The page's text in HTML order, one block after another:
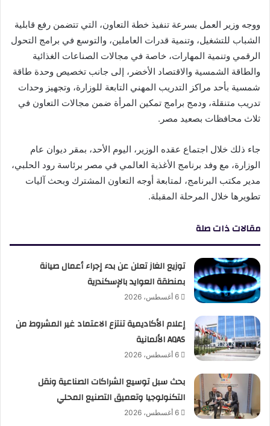
ووجه وزير العمل بسرعة تنفيذ خطة التعاون، التي تتضمن رفع قابلية
الشباب للتشغيل، وتنمية قدرات العاملين، والتوسع في برامج التحول
الرقمي وتنمية المهارات، خاصة في مجالات الصناعات الغذائية
والطاقة الشمسية والاقتصاد الأخضر، إلى جانب تخصيص وحدة طاقة
شمسية بأحد مراكز التدريب المهني التابعة للوزارة، وتجهيز وحدات
تدريب متنقلة، ودمج برامج تمكين المرأة ضمن مجالات التعاون في
ثلاث محافظات بصعيد مصر.
جاء ذلك خلال اجتماع عقده الوزير، اليوم الأحد، بمقر ديوان عام
الوزارة، مع وفد برنامج الأغذية العالمي في مصر برئاسة رود الحلبي،
مدير مكتب البرنامج، لمتابعة أوجه التعاون المشترك وبحث آليات
تطويرها خلال المرحلة المقبلة.
مقالات ذات صلة
توزيع الغاز تعلن عن بدء إجراء أعمال صيانة
بمنطقة العوايد بالإسكندرية
6 أغسطس، 2026
إعلام الأكاديمية تنتزع الاعتماد غير المشروط من
AQAS الألمانية
6 أغسطس، 2026
بحث سبل توسيع الشراكات الصناعية ونقل
التكنولوجيا وتعميق التصنيع المحلي
6 أغسطس، 2026